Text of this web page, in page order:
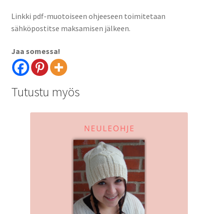
Linkki pdf-muotoiseen ohjeeseen toimitetaan
sähköpostitse maksamisen jälkeen.
Jaa somessa!
Tutustu myös